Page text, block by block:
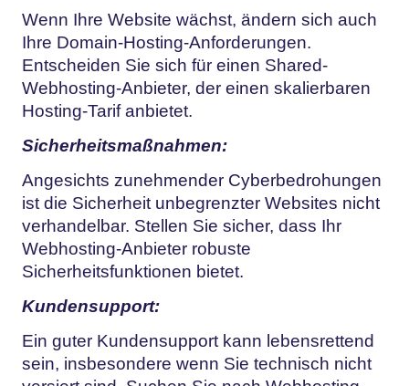
Wenn Ihre Website wächst, ändern sich auch
Ihre Domain-Hosting-Anforderungen.
Entscheiden Sie sich für einen Shared-
Webhosting-Anbieter, der einen skalierbaren
Hosting-Tarif anbietet.
Sicherheitsmaßnahmen:
Angesichts zunehmender Cyberbedrohungen
ist die Sicherheit unbegrenzter Websites nicht
verhandelbar. Stellen Sie sicher, dass Ihr
Webhosting-Anbieter robuste
Sicherheitsfunktionen bietet.
Kundensupport:
Ein guter Kundensupport kann lebensrettend
sein, insbesondere wenn Sie technisch nicht